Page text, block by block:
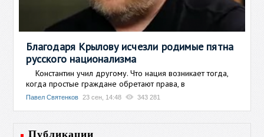
Благодаря Крылову исчезли родимые пятна
русского национализма
Константин учил другому. Что нация возникает тогда,
когда простые граждане обретают права, в
Павел Святенков 23 сен, 14:48 343 281
Публикации